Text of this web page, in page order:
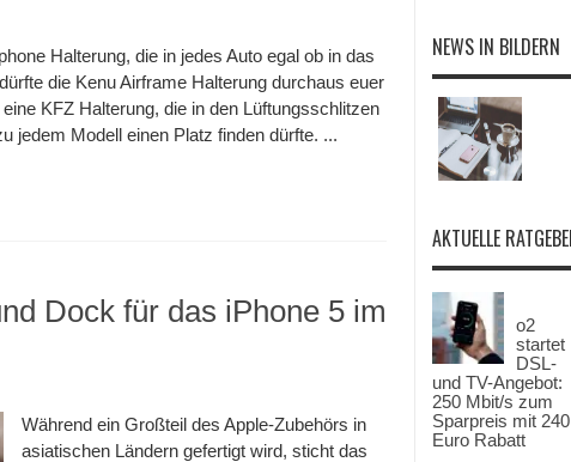
Halterung, die in jedes Auto egal ob in das
die Kenu Airframe Halterung durchaus euer
KFZ Halterung, die in den Lüftungsschlitzen
jedem Modell einen Platz finden dürfte. ...
Dock für das iPhone 5 im
Während ein Großteil des Apple-Zubehörs in
asiatischen Ländern gefertigt wird, sticht das
NEWS IN BILDERN
AKTUELLE
o2
startet
DSL-
und TV-Angebot:
250 Mbit/s zum
Sparpreis mit 240
Euro Rabatt